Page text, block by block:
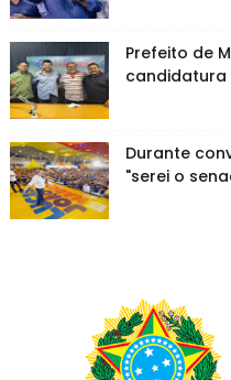
Prefeito de
candidatura
Durante
"serei o